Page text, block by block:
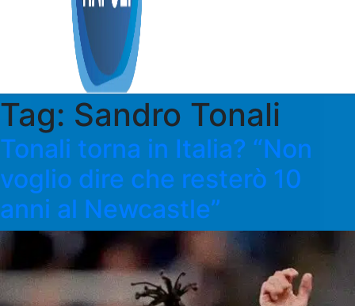
Tag: Sandro Tonali
Tonali torna in Italia? “Non
voglio dire che resterò 10
anni al Newcastle”